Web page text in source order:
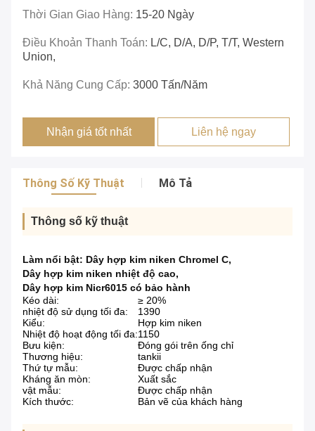
Thời Gian Giao Hàng: 15-20 Ngày
Điều Khoản Thanh Toán: L/C, D/A, D/P, T/T, Western
Union,
Khả Năng Cung Cấp: 3000 Tấn/năm
Nhận giá tốt nhất Liên hệ ngay
Thông Số Kỹ Thuật Mô Tả
Thông số kỹ thuật
Làm nổi bật: Dây hợp kim niken Chromel C,
Dây hợp kim niken nhiệt độ cao,
Dây hợp kim Nicr6015 có bảo hành
Kéo dài:
≥ 20%
nhiệt độ sử dụng tối đa:
1390
Kiểu:
Hợp kim niken
Nhiệt độ hoạt động tối đa:1150
Bưu kiện:
Đóng gói trên ống chỉ
Thương hiệu:
tankii
Thứ tự mẫu:
Được chấp nhận
Kháng ăn mòn:
Xuất sắc
vật mẫu:
Được chấp nhận
Kích thước:
Bản vẽ của khách hàng